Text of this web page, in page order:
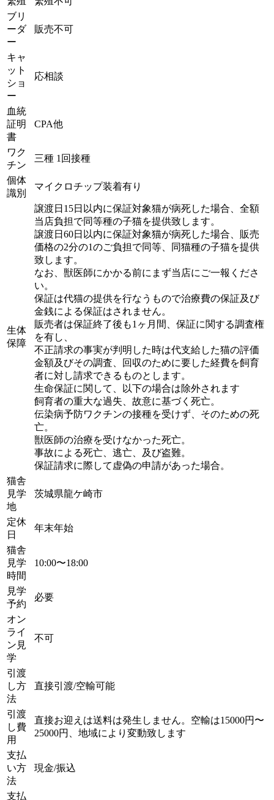
ブリ
ーダ
ー
販売不可
キャ
ット
ショ
ー
応相談
血統
証明
書
CPA他
ワク
チン
三種 1回接種
個体
識別
マイクロチップ装着有り
生体
保障
譲渡日15日以内に保証対象猫が病死した場合、全額
当店負担で同等種の子猫を提供致します。
譲渡日60日以内に保証対象猫が病死した場合、販売
価格の2分の1のご負担で同等、同猫種の子猫を提供
致します。
なお、獣医師にかかる前にまず当店にご一報くださ
い。
保証は代猫の提供を行なうもので治療費の保証及び
金銭による保証はされません。
販売者は保証終了後も1ヶ月間、保証に関する調査権
を有し、
不正請求の事実が判明した時は代支給した猫の評価
金額及びその調査、回収のために要した経費を飼育
者に対し請求できるものとします。
生命保証に関して、以下の場合は除外されます
飼育者の重大な過失、故意に基づく死亡。
伝染病予防ワクチンの接種を受けず、そのための死
亡。
獣医師の治療を受けなかった死亡。
事故による死亡、逃亡、及び盗難。
保証請求に際して虚偽の申請があった場合。
猫舎
見学
地
茨城県龍ケ崎市
定休
日
年末年始
猫舎
見学
時間
10:00〜18:00
見学
予約
必要
オン
ライ
ン見
学
不可
引渡
し方
法
直接引渡/空輸可能
引渡
し費
用
直接お迎えは送料は発生しません。空輸は15000円〜
25000円、地域により変動致します
支払
い方
法
現金/振込
支払